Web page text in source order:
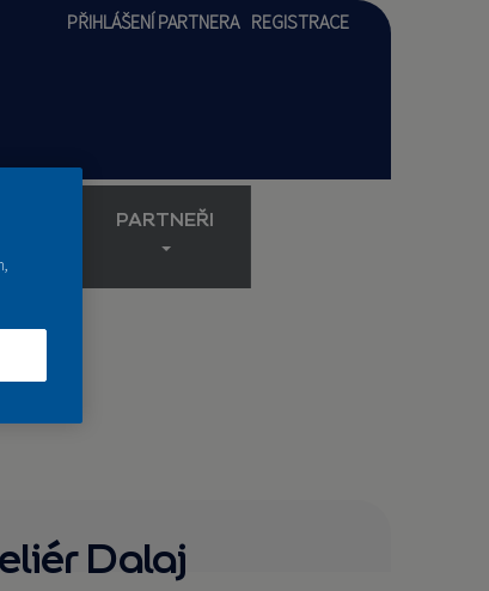
PŘIHLÁŠENÍ PARTNERA REGISTRACE
PARTNEŘI
Dalaj